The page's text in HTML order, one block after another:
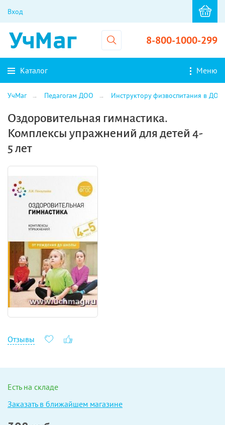
Вход
8-800-1000-299
Каталог Меню
УчМаг Педагогам ДОО Инструктору физвоспитания в ДОО
Оздоровительная гимнастика.
Комплексы упражнений для детей 4-
5 лет
Отзывы
Есть на складе
Заказать в ближайшем магазине